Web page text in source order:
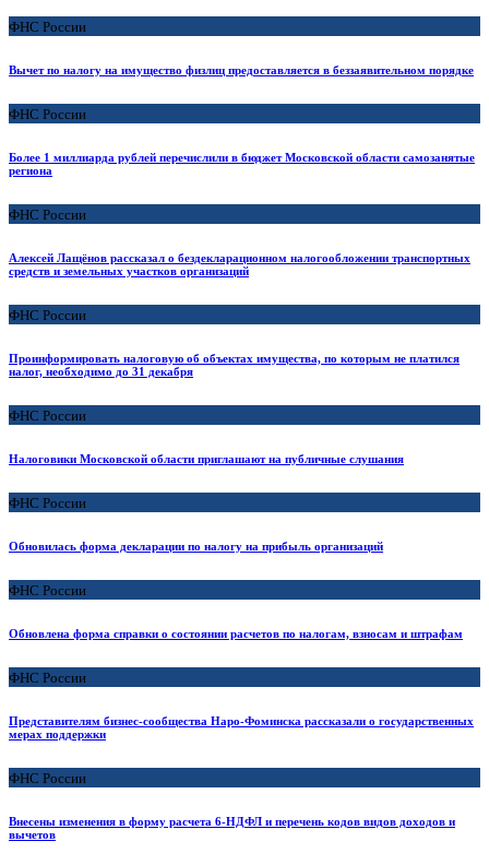
ФНС России
Вычет по налогу на имущество физлиц предоставляется в беззаявительном порядке
ФНС России
Более 1 миллиарда рублей перечислили в бюджет Московской области самозанятые
региона
ФНС России
Алексей Лащёнов рассказал о бездекларационном налогообложении транспортных
средств и земельных участков организаций
ФНС России
Проинформировать налоговую об объектах имущества, по которым не платился
налог, необходимо до 31 декабря
ФНС России
Налоговики Московской области приглашают на публичные слушания
ФНС России
Обновилась форма декларации по налогу на прибыль организаций
ФНС России
Обновлена форма справки о состоянии расчетов по налогам, взносам и штрафам
ФНС России
Представителям бизнес-сообщества Наро-Фоминска рассказали о государственных
мерах поддержки
ФНС России
Внесены изменения в форму расчета 6-НДФЛ и перечень кодов видов доходов и
вычетов